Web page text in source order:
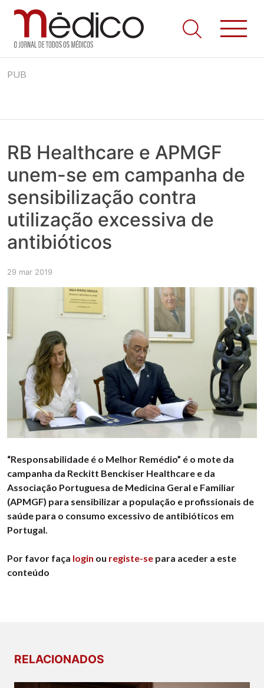
to
Jornal Médico
Médico – O Jornal de Todos os Médicos. Onde as notícias
realmente contam! Tudo o que se passa na Saúde!
PUB
RB Healthcare e APMGF
unem-se em campanha de
sensibilização contra
utilização excessiva de
antibióticos
29 mar 2019
“Responsabilidade é o Melhor Remédio” é o mote da
campanha da Reckitt Benckiser Healthcare e da
Associação Portuguesa de Medicina Geral e Familiar
(APMGF) para sensibilizar a população e profissionais de
saúde para o consumo excessivo de antibióticos em
Portugal.
Por favor faça login ou registe-se para aceder a este
conteúdo
RELACIONADOS